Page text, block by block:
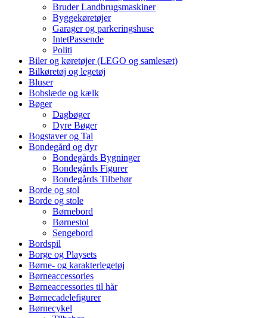
Bruder Landbrugsmaskiner
Byggekøretøjer
Garager og parkeringshuse
IntetPassende
Politi
Biler og køretøjer (LEGO og samlesæt)
Bilkøretøj og legetøj
Bluser
Bobslæde og kælk
Bøger
Dagbøger
Dyre Bøger
Bogstaver og Tal
Bondegård og dyr
Bondegårds Bygninger
Bondegårds Figurer
Bondegårds Tilbehør
Borde og stol
Borde og stole
Børnebord
Børnestol
Sengebord
Bordspil
Borge og Playsets
Børne- og karakterlegetøj
Børneaccessories
Børneaccessories til hår
Børnecadelefigurer
Børnecykel